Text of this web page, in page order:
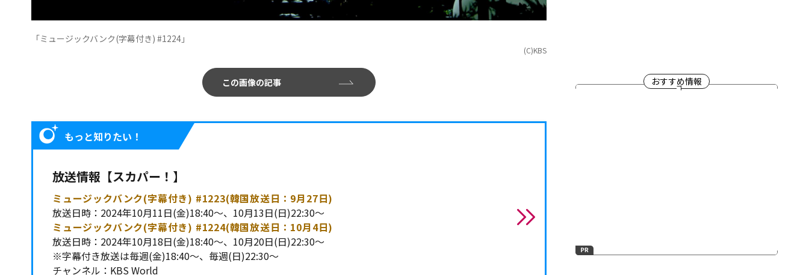
「ミュージックバンク(字幕付き) #1224」
(C)KBS
この画像の記事
もっと知りたい！
放送情報【スカパー！】
ミュージックバンク(字幕付き) #1223(韓国放送日：9月27日)
放送日時：2024年10月11日(金)18:40～、10月13日(日)22:30～
ミュージックバンク(字幕付き) #1224(韓国放送日：10月4日)
放送日時：2024年10月18日(金)18:40～、10月20日(日)22:30～
※字幕付き放送は毎週(金)18:40～、毎週(日)22:30～
チャンネル：KBS World
おすすめ情報